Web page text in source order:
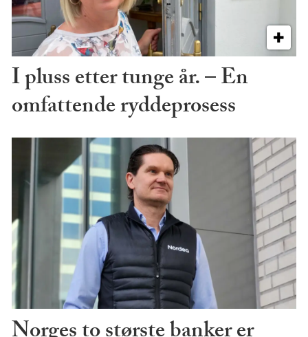
I pluss etter tunge år. – En
omfattende ryddeprosess